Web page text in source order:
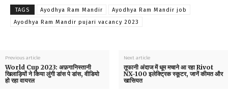
TAGS Ayodhya Ram Mandir
Ayodhya Ram Mandir job
Ayodhya Ram Mandir pujari vacancy 2023
Previous article
World Cup 2023: अफ़गानिस्तानी
खिलाड़ियों ने किया लुंगी डांस पे डांस, वीडियो
हो रहा वायरल
Next article
तूफानी अंदाज में धूम मचाने आ रहा Rivot
NX-100 इलेक्ट्रिक स्कूटर, जानें कीमत और
खासियत